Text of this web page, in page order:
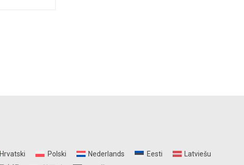
Hrvatski Polski Nederlands Eesti
Latviešu